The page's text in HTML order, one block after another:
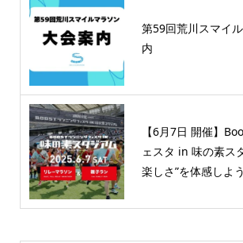
第59回荒川スマイ
内
【6月7日 開催】
ェスタ in 味の素ス
楽しさ”を体感しよ